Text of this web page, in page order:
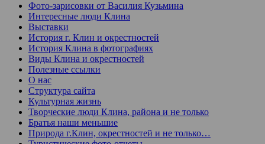
Фото-зарисовки от Василия Кузьмина
Интересные люди Клина
Выставки
История г. Клин и окрестностей
История Клина в фотографиях
Виды Клина и окрестностей
Полезные ссылки
О нас
Структура сайта
Культурная жизнь
Творческие люди Клина, района и не только
Братья наши меньшие
Природа г.Клин, окрестностей и не только…